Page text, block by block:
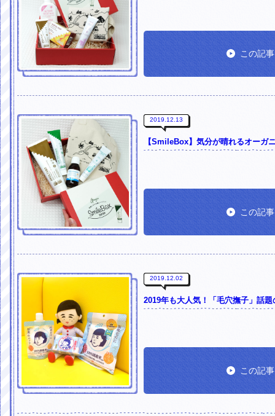
この記
2019.12.13
【SmileBox】気分が晴れるオーガ
この記
2019.12.02
2019年も大人気！「毛穴撫子」話
この記